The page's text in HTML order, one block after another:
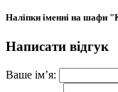
Наліпки іменні на шафи
Написати відгук
Ваше ім’я: